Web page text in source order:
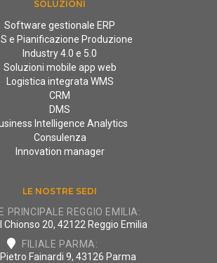
SOLUZIONI
Software gestionale ERP
e Pianificazione Produzione
Industry 4.0 e 5.0
Soluzioni mobile app web
Logistica integrata WMS
CRM
DMS
Intelligence Analytics
Consulenza
Innovation manager
LE NOSTRE SEDI
PRINCIPALE REGGIO EMILIA:
Chionso 20, 42122 Reggio Emilia
FILIALE PARMA:
Fainardi 9, 43126 Parma